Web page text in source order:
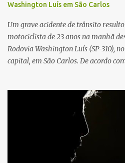
Washington Luís em São Carlos
Um grave acidente de trânsito
motociclista de 23 anos na manhã
Rodovia Washington Luís (SP-310),
capital, em São Carlos. De acordo
veículo, o trânsito estava lento e
realizadas na rodovia, momento em
a violência da colisão, o motociclista
Testemunhas relataram que o
durante o acidente. O jovem sofreu
morreu ainda no local. Equipes de